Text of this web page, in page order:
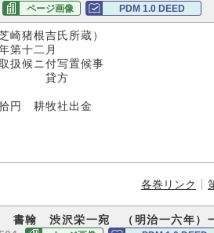
ページ画像 PDM 1.0 DEED
猪根吉氏所蔵）
十二月
扱候ニ付写置候事
貸方
円 耕牧社出金
各巻リンク
書翰 渋沢栄一宛 （明治一六年）